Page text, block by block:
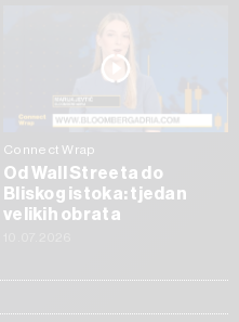
Connect Wrap
Od Wall Streeta do
Bliskog istoka: tjedan
velikih obrata